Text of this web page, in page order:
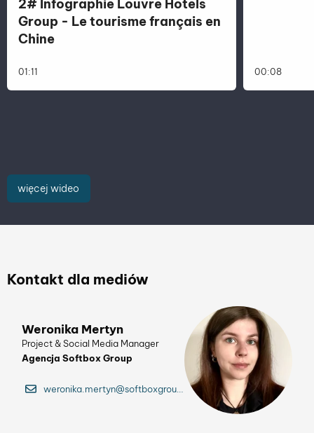
2# Infographie Louvre Hotels
Group - Le tourisme français en
Chine
więcej
01:11 więcej
00:08
więcej wideo
Kontakt dla mediów
Weronika Mertyn
Project & Social Media Manager
Agencja Softbox Group
weronika.mertyn@softboxgroup.pl